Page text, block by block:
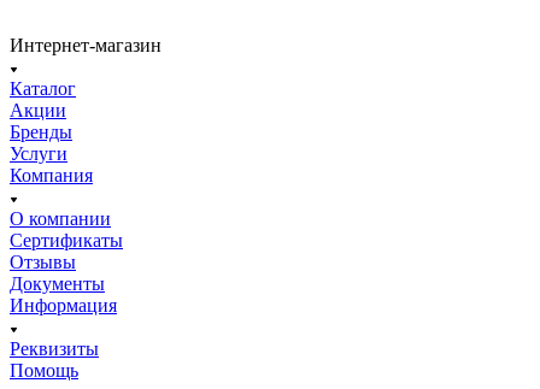
Интернет-магазин
Каталог
Акции
Бренды
Услуги
Компания
О компании
Сертификаты
Отзывы
Документы
Информация
Реквизиты
Помощь